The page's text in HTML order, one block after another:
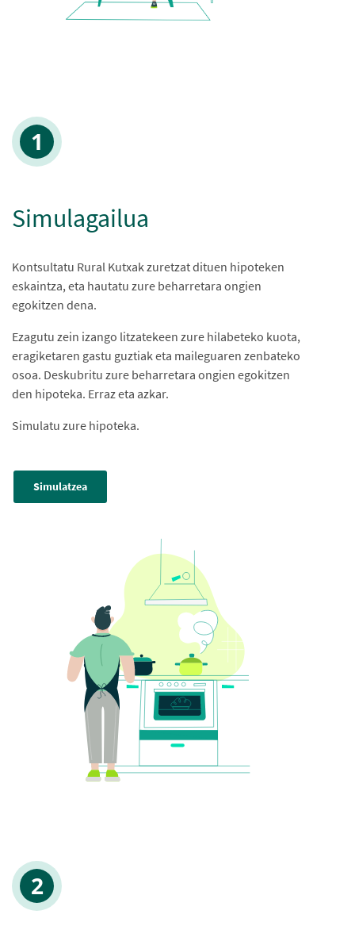
Simulagailua
Kontsultatu Rural Kutxak zuretzat dituen hipoteken
eskaintza, eta hautatu zure beharretara ongien
egokitzen dena.
Ezagutu zein izango litzatekeen zure hilabeteko kuota,
eragiketaren gastu guztiak eta maileguaren zenbateko
osoa. Deskubritu zure beharretara ongien egokitzen
den hipoteka. Erraz eta azkar.
Simulatu zure hipoteka.
Simulatzea